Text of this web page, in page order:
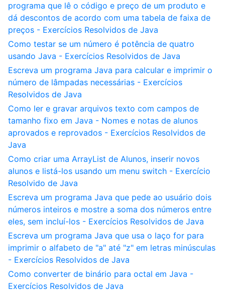
programa que lê o código e preço de um produto e
dá descontos de acordo com uma tabela de faixa de
preços - Exercícios Resolvidos de Java
Como testar se um número é potência de quatro
usando Java - Exercícios Resolvidos de Java
Escreva um programa Java para calcular e imprimir o
número de lâmpadas necessárias - Exercícios
Resolvidos de Java
Como ler e gravar arquivos texto com campos de
tamanho fixo em Java - Nomes e notas de alunos
aprovados e reprovados - Exercícios Resolvidos de
Java
Como criar uma ArrayList de Alunos, inserir novos
alunos e listá-los usando um menu switch - Exercício
Resolvido de Java
Escreva um programa Java que pede ao usuário dois
números inteiros e mostre a soma dos números entre
eles, sem incluí-los - Exercícios Resolvidos de Java
Escreva um programa Java que usa o laço for para
imprimir o alfabeto de "a" até "z" em letras minúsculas
- Exercícios Resolvidos de Java
Como converter de binário para octal em Java -
Exercícios Resolvidos de Java